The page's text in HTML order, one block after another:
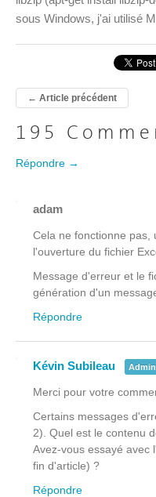
sous Windows, j'ai utilisé
← Article précédent
195
Répondre →
adam
Cela ne fonctionne pas,
l'ouverture du fichier
Message d'erreur et le
génération d'un
Répondre
Kévin Subileau
Merci pour votre
Certains messages
2). Quel est le contenu
Avez-vous essayé avec
fin d'article) ?
Répondre